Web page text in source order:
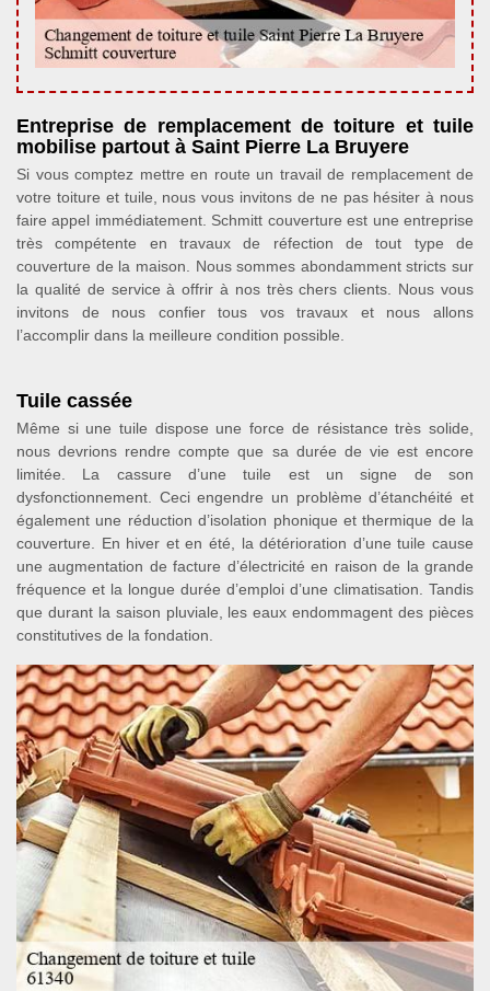
Entreprise de remplacement de toiture et tuile
mobilise partout à Saint Pierre La Bruyere
Si vous comptez mettre en route un travail de remplacement de
votre toiture et tuile, nous vous invitons de ne pas hésiter à nous
faire appel immédiatement. Schmitt couverture est une entreprise
très compétente en travaux de réfection de tout type de
couverture de la maison. Nous sommes abondamment stricts sur
la qualité de service à offrir à nos très chers clients. Nous vous
invitons de nous confier tous vos travaux et nous allons
l’accomplir dans la meilleure condition possible.
Tuile cassée
Même si une tuile dispose une force de résistance très solide,
nous devrions rendre compte que sa durée de vie est encore
limitée. La cassure d’une tuile est un signe de son
dysfonctionnement. Ceci engendre un problème d’étanchéité et
également une réduction d’isolation phonique et thermique de la
couverture. En hiver et en été, la détérioration d’une tuile cause
une augmentation de facture d’électricité en raison de la grande
fréquence et la longue durée d’emploi d’une climatisation. Tandis
que durant la saison pluviale, les eaux endommagent des pièces
constitutives de la fondation.